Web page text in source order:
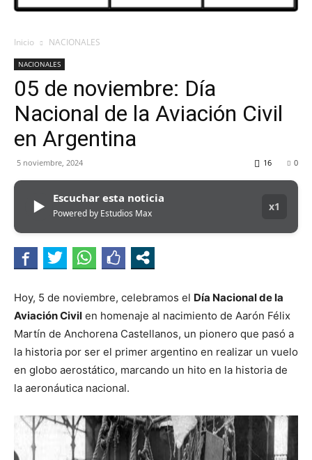
Inicio NACIONALES
NACIONALES
05 de noviembre: Día
Nacional de la Aviación Civil
en Argentina
5 noviembre, 2024 0
16
▶ Escuchar esta noticia
Powered by Estudios Max
x1
Hoy, 5 de noviembre, celebramos el Día Nacional de la
Aviación Civil en homenaje al nacimiento de Aarón Félix
Martín de Anchorena Castellanos, un pionero que pasó a
la historia por ser el primer argentino en realizar un vuelo
en globo aerostático, marcando un hito en la historia de
la aeronáutica nacional.